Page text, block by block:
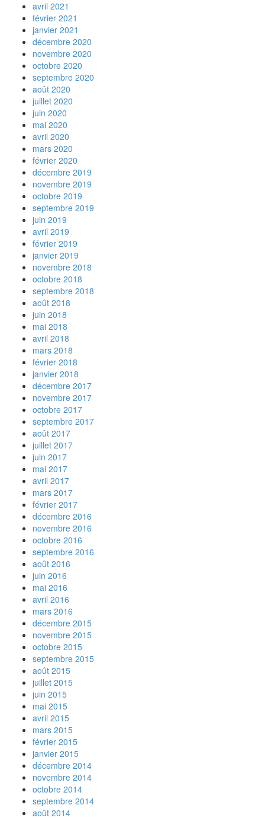
avril 2021
février 2021
janvier 2021
décembre 2020
novembre 2020
octobre 2020
septembre 2020
août 2020
juillet 2020
juin 2020
mai 2020
avril 2020
mars 2020
février 2020
décembre 2019
novembre 2019
octobre 2019
septembre 2019
juin 2019
avril 2019
février 2019
janvier 2019
novembre 2018
octobre 2018
septembre 2018
août 2018
juin 2018
mai 2018
avril 2018
mars 2018
février 2018
janvier 2018
décembre 2017
novembre 2017
octobre 2017
septembre 2017
août 2017
juillet 2017
juin 2017
mai 2017
avril 2017
mars 2017
février 2017
décembre 2016
novembre 2016
octobre 2016
septembre 2016
août 2016
juin 2016
mai 2016
avril 2016
mars 2016
décembre 2015
novembre 2015
octobre 2015
septembre 2015
août 2015
juillet 2015
juin 2015
mai 2015
avril 2015
mars 2015
février 2015
janvier 2015
décembre 2014
novembre 2014
octobre 2014
septembre 2014
août 2014